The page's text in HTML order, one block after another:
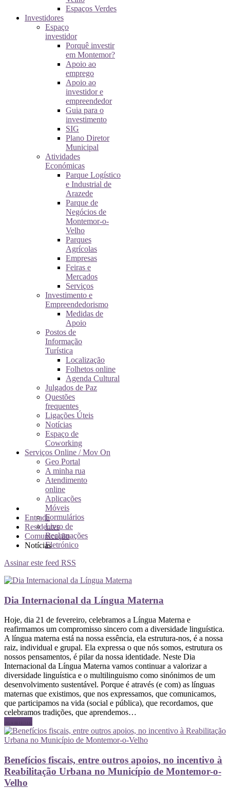
Espaços Verdes
Investidores
Espaço
investidor
Porquê investir
em Montemor?
Apoio ao
emprego
Apoio ao
investidor e
empreendedor
Guia para o
investimento
SIG
Plano Diretor
Municipal
Atividades
Económicas
Parque Logístico
e Industrial de
Arazede
Parque de
Negócios de
Montemor-o-
Velho
Parques
Agrícolas
Empresas
Feiras e
Mercados
Serviços
Investimento e
Empreendedorismo
Medidas de
Apoio
Postos de
Informação
Turística
Localização
Folhetos online
Agenda Cultural
Julgados de Paz
Questões
frequentes
Ligações Úteis
Notícias
Espaço de
Coworking
Serviços Online / Mov On
Geo Portal
A minha rua
Atendimento
online
Aplicações
Móveis
Formulários
Livro de
Reclamações
Eletrónico
Entrada
Residentes
Comunicação
Notícias
Assinar este feed RSS
Dia Internacional da Língua Materna
Hoje, dia 21 de fevereiro, celebramos a Língua Materna e
reafirmamos um compromisso sincero com a diversidade linguística.
A língua materna está na nossa essência, ela estrutura-nos, é a nossa
raiz, individual e grupal. Ela expressa o que nós somos, estrutura os
nossos pensamentos, é pilar da nossa identidade. Neste Dia
Internacional da Língua Materna vamos continuar a valorizar a
diversidade linguística e o multilinguismo como sinónimos de um
desenvolvimento sustentável. Porque é através (e com) as línguas
maternas que existimos, que nos expressamos, que comunicamos,
que participamos na vida (social e pública), que recordamos, que
celebramos tradições, que aprendemos…
Ler mais
Benefícios fiscais, entre outros apoios, no incentivo à
Reabilitação Urbana no Município de Montemor-o-
Velho